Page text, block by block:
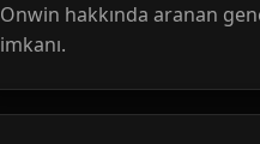
Onwin hakkında aranan
imkanı.